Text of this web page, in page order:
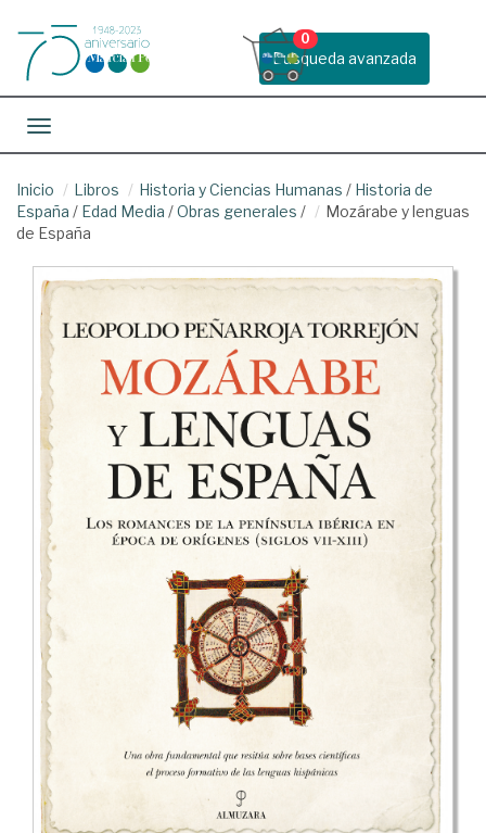
Busqueda avanzada
0
Toggle navigation
Inicio Libros Historia y Ciencias Humanas / Historia de
España / Edad Media /Obras generales /
Mozárabe y lenguas
de España